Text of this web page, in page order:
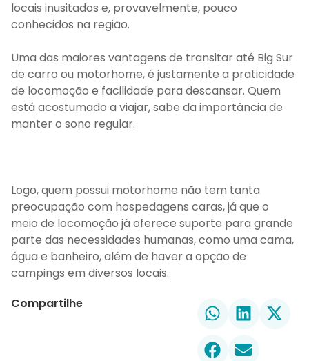
locais inusitados e, provavelmente, pouco
conhecidos na região.
Uma das maiores vantagens de transitar até Big Sur
de carro ou motorhome, é justamente a praticidade
de locomoção e facilidade para descansar. Quem
está acostumado a viajar, sabe da importância de
manter o sono regular.
Logo, quem possui motorhome não tem tanta
preocupação com hospedagens caras, já que o
meio de locomoção já oferece suporte para grande
parte das necessidades humanas, como uma cama,
água e banheiro, além de haver a opção de
campings em diversos locais.
Compartilhe